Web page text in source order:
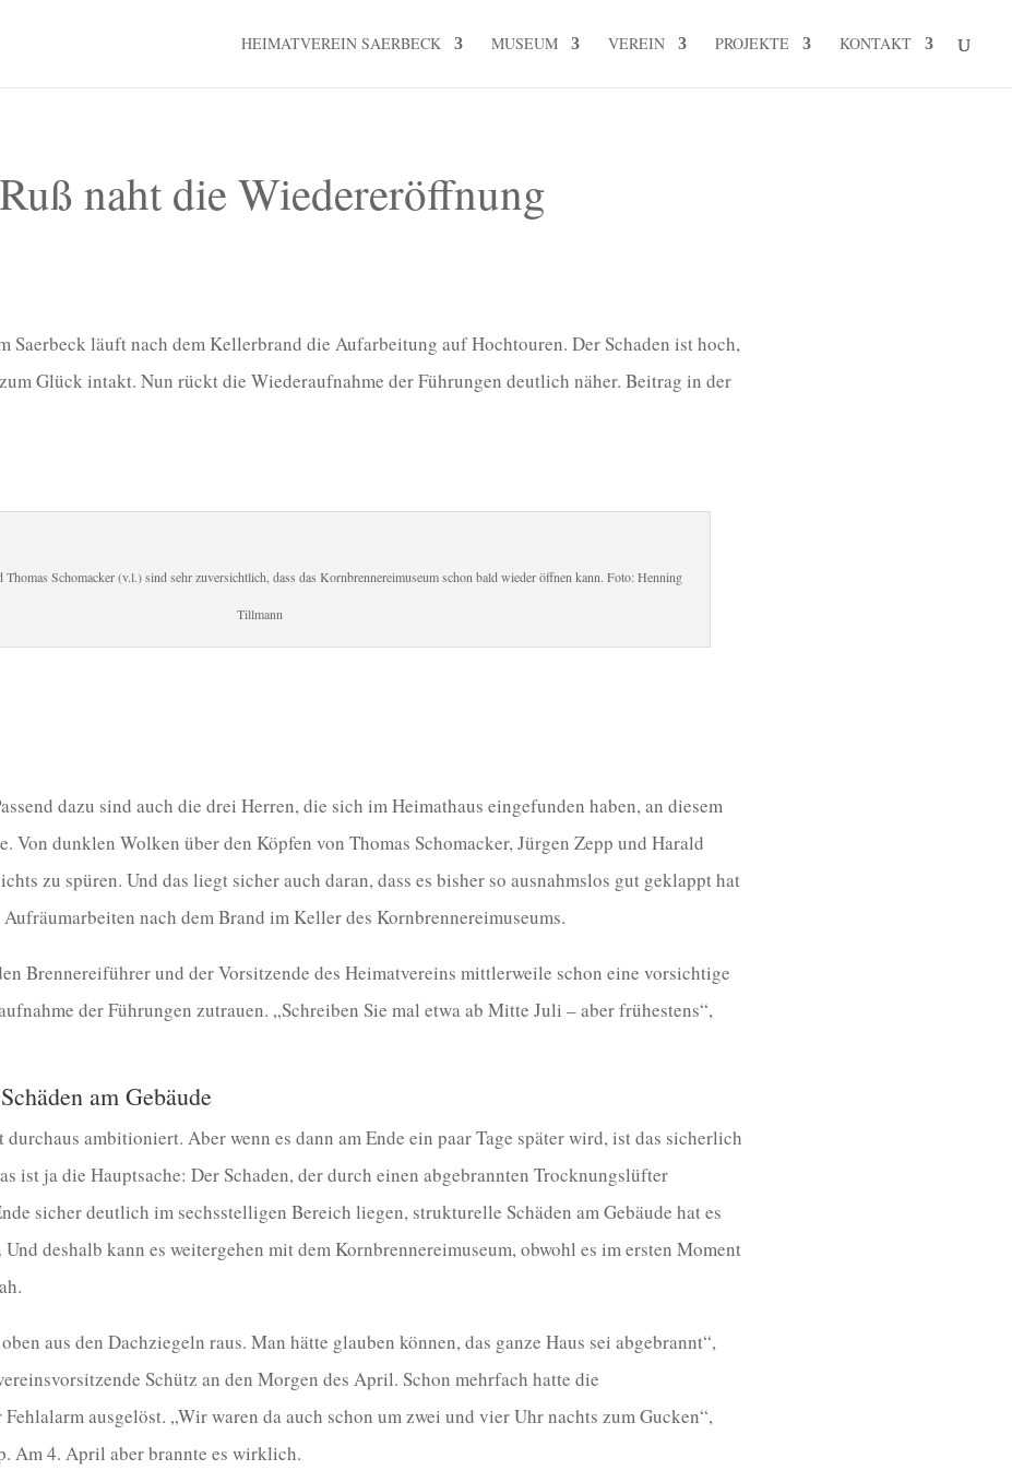
HEIMATVEREIN SAERBECK MUSEUM VEREIN PROJEKTE KONTAKT
naht die Wiedereröffnung
Saerbeck läuft nach dem Kellerbrand die Aufarbeitung auf Hochtouren. Der Schaden ist hoch,
Glück intakt. Nun rückt die Wiederaufnahme der Führungen deutlich näher. Beitrag in der
Thomas Schomacker (v.l.) sind sehr zuversichtlich, dass das Kornbrennereimuseum schon bald wieder öffnen kann. Foto: Henning
Tillmann
dazu sind auch die drei Herren, die sich im Heimathaus eingefunden haben, an diesem
Von dunklen Wolken über den Köpfen von Thomas Schomacker, Jürgen Zepp und Harald
zu spüren. Und das liegt sicher auch daran, dass es bisher so ausnahmslos gut geklappt hat
nach dem Brand im Keller des Kornbrennereimuseums.
Brennereiführer und der Vorsitzende des Heimatvereins mittlerweile schon eine vorsichtige
der Führungen zutrauen. „Schreiben Sie mal etwa ab Mitte Juli – aber frühestens“,
am Gebäude
ambitioniert. Aber wenn es dann am Ende ein paar Tage später wird, ist das sicherlich
ist ja die Hauptsache: Der Schaden, der durch einen abgebrannten Trocknungslüfter
sicher deutlich im sechsstelligen Bereich liegen, strukturelle Schäden am Gebäude hat es
deshalb kann es weitergehen mit dem Kornbrennereimuseum, obwohl es im ersten Moment
aus den Dachziegeln raus. Man hätte glauben können, das ganze Haus sei abgebrannt“,
Schütz an den Morgen des April. Schon mehrfach hatte die
ausgelöst. „Wir waren da auch schon um zwei und vier Uhr nachts zum Gucken“,
Am 4. April aber brannte es wirklich.